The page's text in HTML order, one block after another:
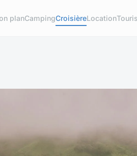
planCampingCroisièreLocation